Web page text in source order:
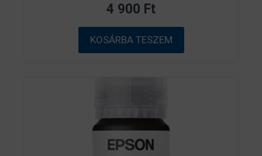
5
b
ő
l
4 900 Ft
KOSÁRBA TESZEM